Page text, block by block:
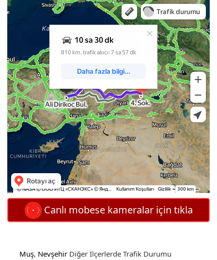
Canlı mobese kameralar için tıkla
Muş, Nevşehir Diğer İlçerlerde Trafik Durumu